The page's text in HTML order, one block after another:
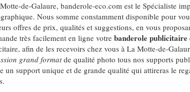
de-Galaure, banderole-eco.com est le Spécialiste
Nous somme constamment disponible pour
offres de prix, qualités et suggestions, en vous
très facilement en ligne votre banderole publicitaire
afin de les recevoirs chez vous à La Motte-de-
grand formatde qualité photo tous nos supports
un support unique et de grande qualité qui attireras le